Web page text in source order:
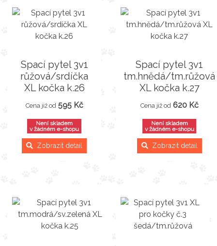
Spací pytel 3v1
růžová/srdíčka
XL kočka k.26
Cena již od 595 Kč
Není skladem
v žádném e-shopu
Zobrazit detail
Spací pytel 3v1
tm.hnědá/tm.růžová
XL kočka k.27
Cena již od 620 Kč
Není skladem
v žádném e-shopu
Zobrazit detail